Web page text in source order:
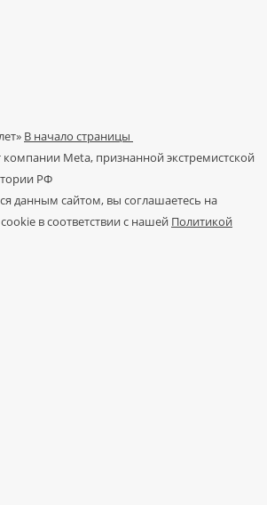
В начало страницы
Meta, признанной экстремистской
РФ
данным сайтом, вы соглашаетесь на
в соответствии с нашей Политикой